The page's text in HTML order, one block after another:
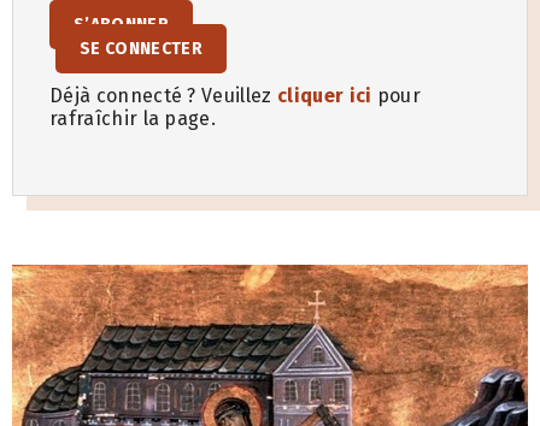
S’ABONNER
SE CONNECTER
Déjà connecté ? Veuillez cliquer ici pour
rafraîchir la page.